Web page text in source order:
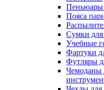
Пеньюары
Пояса
Сумки для
Учебные
Фартуки
Футляры
Чемоданы